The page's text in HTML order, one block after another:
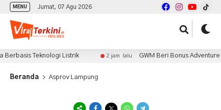
MENU Jumat, 07 Agu 2026
Teknologi Listrik 2 jam lalu GWM Beri Bonus Adventure
Beranda Asprov Lampung